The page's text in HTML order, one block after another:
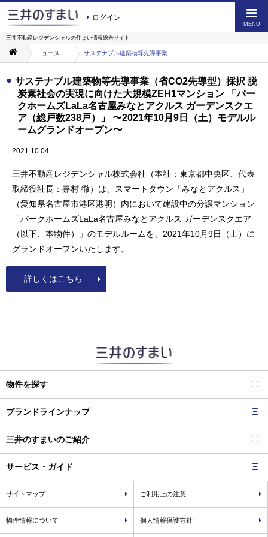
ログイン
MENU
三井不動産レジデンシャルの住まい情報総合サイト
サステナブル建築物等先導事業（省CO2先導型）採択 脱
炭素社会の実現に向けた大規模ZEH1マンション 「パー
クホームズLaLa名古屋みなとアクルス ガーデンスクエ
ア（総戸数238戸）」 〜2021年10月9日（土）モデルル
ームグランドオープン〜
2021.10.04
三井不動産レジデンシャル株式会社（本社：東京都中央区、代表
取締役社長：嘉村 徹）は、スマートタウン「みなとアクルス」
（愛知県名古屋市港区港明）内において建設中の分譲マンション
「パークホームズLaLa名古屋みなとアクルス ガーデンスクエア
（以下、本物件）」のモデルルームを、2021年10月9日（土）に
グランドオープンいたします。
詳しくはこちら
物件を探す
ブランドラインナップ
三井のすまいのご紹介
サービス・ガイド
サイトマップ ご利用上の注意
物件情報について 個人情報保護方針